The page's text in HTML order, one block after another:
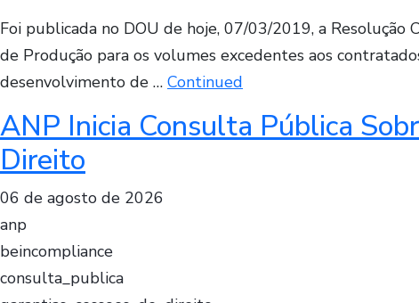
Foi publicada no DOU de hoje, 07/03/2019, a Resolução
de Produção para os volumes excedentes aos
desenvolvimento de … Continued
ANP Inicia Consulta Pública
Direito
06 de agosto de 2026
anp
beincompliance
consulta_publica